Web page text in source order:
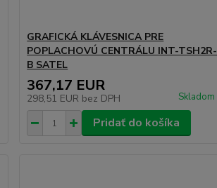
GRAFICKÁ KLÁVESNICA PRE
POPLACHOVÚ CENTRÁLU INT-TSH2R-
B SATEL
367,17 EUR
298,51 EUR bez DPH Skladom
Pridať do košíka